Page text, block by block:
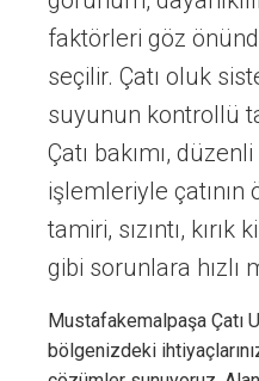
faktörleri göz
seçilir. Çatı oluk
suyunun kontrollü
Çatı bakımı,
işlemleriyle çatının
tamiri, sızıntı, kırık
gibi sorunlara hızlı
Mustafakemalpaşa Çatı
bölgenizdeki